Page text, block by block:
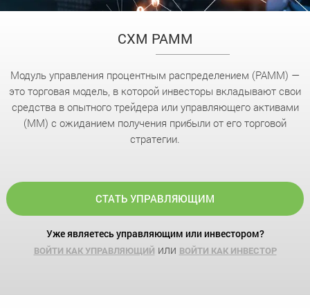
CXM PAMM
Модуль управления процентным распределением (PAMM) —
это торговая модель, в которой инвесторы вкладывают свои
средства в опытного трейдера или управляющего активами
(MM) с ожиданием получения прибыли от его торговой
стратегии.
СТАТЬ УПРАВЛЯЮЩИМ
Уже являетесь управляющим или инвестором?
ВОЙТИ КАК УПРАВЛЯЮЩИЙ или ВОЙТИ КАК ИНВЕСТОР